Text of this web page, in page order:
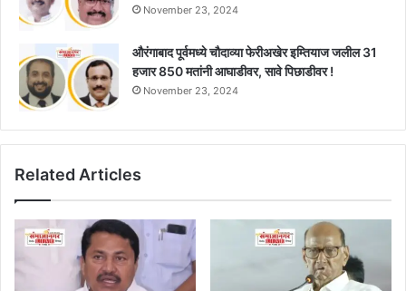
November 23, 2024
औरंगाबाद पूर्वमध्ये चौदाव्या फेरीअखेर इम्तियाज जलील 31
हजार 850 मतांनी आघाडीवर, सावे पिछाडीवर !
November 23, 2024
Related Articles